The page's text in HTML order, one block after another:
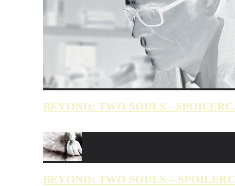
BEYOND: TWO SOULS -
BEYOND: TWO SOULS –